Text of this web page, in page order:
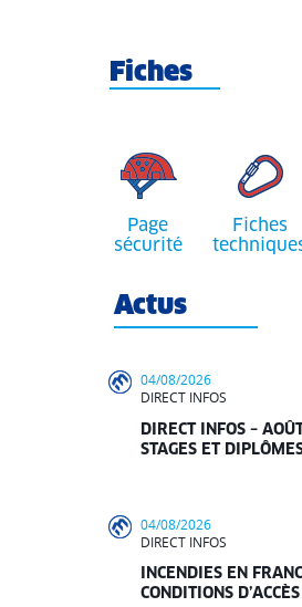
Fiches
Page
sécurité
Fiches
Actus
04/08/2026
DIRECT INFOS
DIRECT INFOS –
STAGES ET
04/08/2026
DIRECT INFOS
INCENDIES EN
CONDITIONS